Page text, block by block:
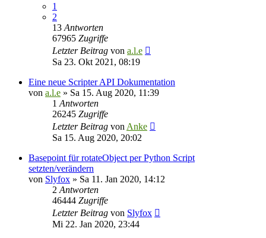
1
2
13 Antworten
67965 Zugriffe
Letzter Beitrag von a.l.e
Sa 23. Okt 2021, 08:19
Eine neue Scripter API Dokumentation
von a.l.e » Sa 15. Aug 2020, 11:39
1 Antworten
26245 Zugriffe
Letzter Beitrag von Anke
Sa 15. Aug 2020, 20:02
Basepoint für rotateObject per Python Script
setzten/verändern
von Slyfox » Sa 11. Jan 2020, 14:12
2 Antworten
46444 Zugriffe
Letzter Beitrag von Slyfox
Mi 22. Jan 2020, 23:44